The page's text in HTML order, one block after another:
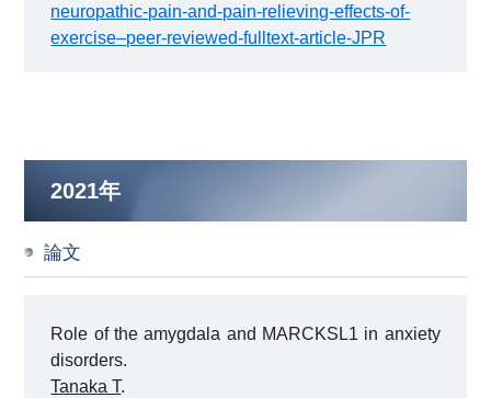
neuropathic-pain-and-pain-relieving-effects-of-
exercise–peer-reviewed-fulltext-article-JPR
2021年
論文
Role of the amygdala and MARCKSL1 in anxiety
disorders.
Tanaka T.